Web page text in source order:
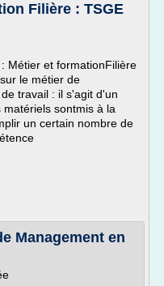
Filière : TSGE
Métier et formationFilière
le métier de
travail : il s'agit d'un
sontmis à la
un certain nombre de
Management en